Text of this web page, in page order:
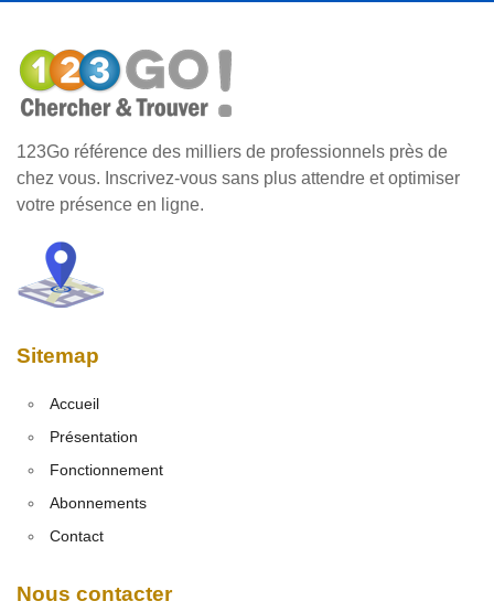
123Go référence des milliers de professionnels près de
chez vous. Inscrivez-vous sans plus attendre et optimiser
votre présence en ligne.
Sitemap
Accueil
Présentation
Fonctionnement
Abonnements
Contact
Nous contacter